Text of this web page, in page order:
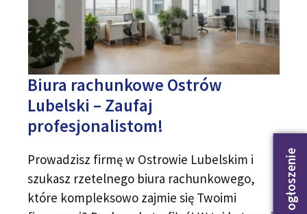
Biura rachunkowe Ostrów
Lubelski – Zaufaj
profesjonalistom!
Prowadzisz firmę w Ostrowie Lubelskim i
szukasz rzetelnego biura rachunkowego,
które kompleksowo zajmie się Twoimi